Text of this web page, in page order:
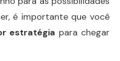
é importante que você
estratégia para chegar